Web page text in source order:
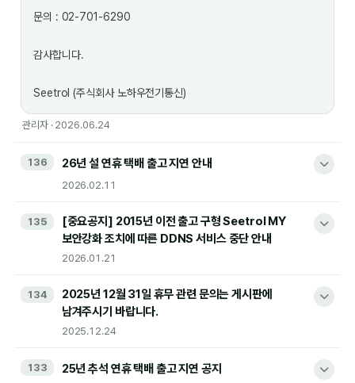
문의 : 02-701-6290
감사합니다.
Seetrol (주식회사 노하우전기통신)
관리자 · 2026.06.24
136 26년 설 연휴 택배 출고 지연 안내
2026.02.11
안녕하세요 Seetrol 입니다..
설 연휴로 인한 택배 물량이 증가 2월 13일 16시 주문 건 이후로
택배 출고가 불가합니다.
Seetrol MY 구매 고객분들은 이 점 참고하시어 양해
135
[중요공지] 2015년 이전 출고 구형 Seetrol MY
보안강화 조치에 따른 DDNS 서비스 중단 안내
2026.01.21
저희 Seetrol 제품을 믿고 이용해 주시는 고객 여러분께 깊은
감사의 말씀을 드립니다.
오랜 기간 구형 Seetrol MY를 사용해 오신 고객님들께, 고객님의
134
2025년 12월 31일 휴무 관련 문의는 게시판에
남겨주시기 바랍니다.
2025.12.24
안녕하세요? Seetrol입니다.
133 25년 추석 연휴 택배 출고 지연 공지